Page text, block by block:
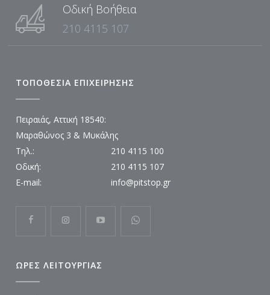
Οδική Βοήθεια
210 4115 107
ΤΟΠΟΘΕΣΙΑ ΕΠΙΧΕΙΡΗΣΗΣ
Πειραιάς, Αττική 18540:
Μαραθώνος 3 & Μυκάλης
Τηλ.:
210 4115 100
Οδική:
210 4115 107
E-mail:
info@pitstop.gr
ΩΡΕΣ ΛΕΙΤΟΥΡΓΙΑΣ